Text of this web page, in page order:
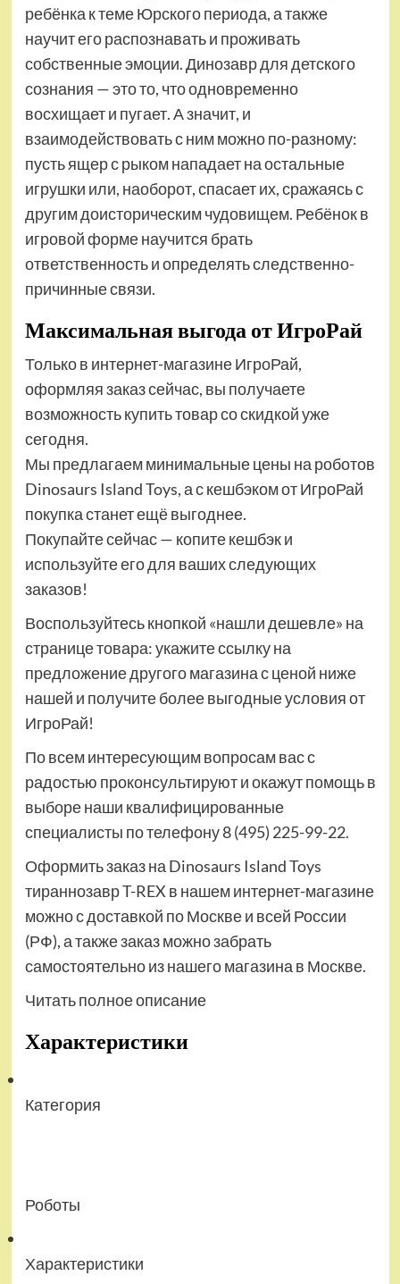
ребёнка к теме Юрского периода, а также
научит его распознавать и проживать
собственные эмоции. Динозавр для детского
сознания — это то, что одновременно
восхищает и пугает. А значит, и
взаимодействовать с ним можно по-разному:
пусть ящер с рыком нападает на остальные
игрушки или, наоборот, спасает их, сражаясь с
другим доисторическим чудовищем. Ребёнок в
игровой форме научится брать
ответственность и определять следственно-
причинные связи.
Максимальная выгода от ИгроРай
Только в интернет-магазине ИгроРай,
оформляя заказ сейчас, вы получаете
возможность купить товар со скидкой уже
сегодня.
Мы предлагаем минимальные цены на роботов
Dinosaurs Island Toys, а с кешбэком от ИгроРай
покупка станет ещё выгоднее.
Покупайте сейчас — копите кешбэк и
используйте его для ваших следующих
заказов!
Воспользуйтесь кнопкой «нашли дешевле» на
странице товара: укажите ссылку на
предложение другого магазина с ценой ниже
нашей и получите более выгодные условия от
ИгроРай!
По всем интересующим вопросам вас с
радостью проконсультируют и окажут помощь в
выборе наши квалифицированные
специалисты по телефону 8 (495) 225-99-22.
Оформить заказ на Dinosaurs Island Toys
тираннозавр T-REX в нашем интернет-магазине
можно с доставкой по Москве и всей России
(РФ), а также заказ можно забрать
самостоятельно из нашего магазина в Москве.
Читать полное описание
Характеристики
Категория
Роботы
Характеристики